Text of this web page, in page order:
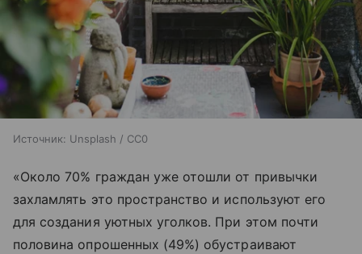
Источник: Unsplash / CC0
«Около 70% граждан уже отошли от привычки
захламлять это пространство и используют его
для создания уютных уголков. При этом почти
половина опрошенных (49%) обустраивают